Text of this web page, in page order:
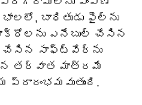
బాధితుడు ఫైల్‌ను
ఎనేబుల్ చేసిన
సాఫ్ట్‌వేర్‌ను
తర్వాత మాత్రమే